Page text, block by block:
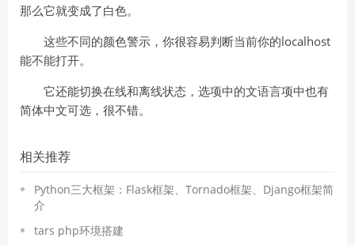
那么它就变成了白色。
这些不同的颜色警示，你很容易判断当前你的localhost
能不能打开。
它还能切换在线和离线状态，选项中的文语言项中也有
简体中文可选，很不错。
相关推荐
Python三大框架：Flask框架、Tornado框架、Django框架简
介
tars php环境搭建